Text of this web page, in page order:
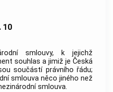
10
smlouvy, k jejichž
souhlas a jimiž je Česká
součástí právního řádu;
smlouva něco jiného než
smlouva.